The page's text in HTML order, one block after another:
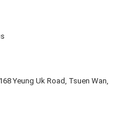
Yeung Uk Road, Tsuen Wan,